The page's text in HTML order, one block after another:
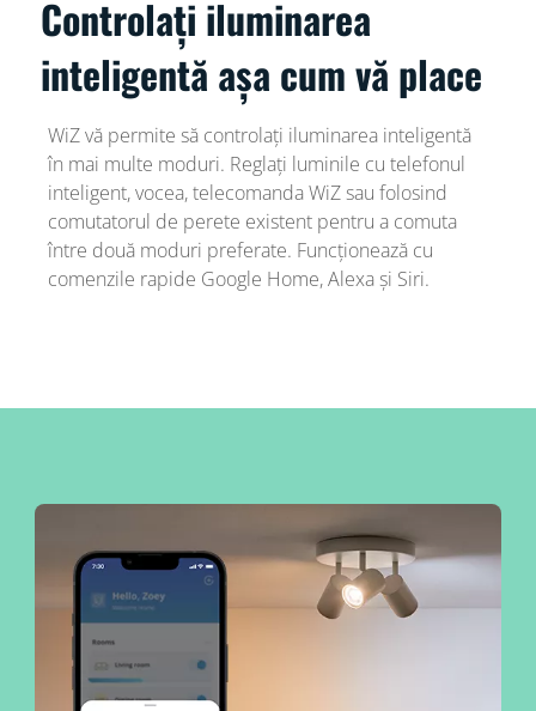
Controlați iluminarea
inteligentă așa cum vă place
WiZ vă permite să controlați iluminarea inteligentă
în mai multe moduri. Reglați luminile cu telefonul
inteligent, vocea, telecomanda WiZ sau folosind
comutatorul de perete existent pentru a comuta
între două moduri preferate. Funcționează cu
comenzile rapide Google Home, Alexa și Siri.